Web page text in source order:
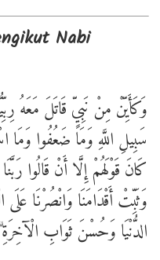
Nabi
وَكَأَيِّنْ مِنْ نَبِيٍّ قَاتَلَ مَعَهُ
سَبِيلِ اللَّهِ وَمَا ضَعُفُوا وَمَا
كَانَ قَوْلَهُمْ إِلَّا أَنْ قَالُوا
وَثَبِّتْ أَقْدَامَنَا وَانْصُرْنَا عَلَى
الدُّنْيَا وَحُسْنَ ثَوَابِ